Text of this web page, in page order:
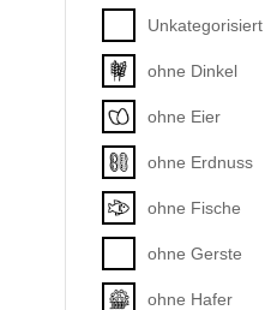
Unkategorisiert
ohne Dinkel
ohne Eier
ohne Erdnuss
ohne Fische
ohne Gerste
ohne Hafer